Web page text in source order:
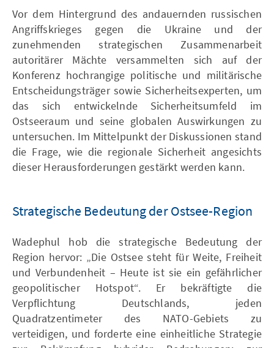
Vor dem Hintergrund des andauernden russischen
Angriffskrieges gegen die Ukraine und der
zunehmenden strategischen Zusammenarbeit
autoritärer Mächte versammelten sich auf der
Konferenz hochrangige politische und militärische
Entscheidungsträger sowie Sicherheitsexperten, um
das sich entwickelnde Sicherheitsumfeld im
Ostseeraum und seine globalen Auswirkungen zu
untersuchen. Im Mittelpunkt der Diskussionen stand
die Frage, wie die regionale Sicherheit angesichts
dieser Herausforderungen gestärkt werden kann.
Strategische Bedeutung der Ostsee-Region
Wadephul hob die strategische Bedeutung der
Region hervor: „Die Ostsee steht für Weite, Freiheit
und Verbundenheit – Heute ist sie ein gefährlicher
geopolitischer Hotspot“. Er bekräftigte die
Verpflichtung Deutschlands, jeden
Quadratzentimeter des NATO-Gebiets zu
verteidigen, und forderte eine einheitliche Strategie